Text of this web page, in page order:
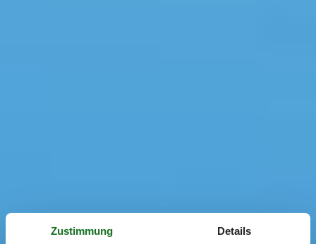
Zustimmung Details